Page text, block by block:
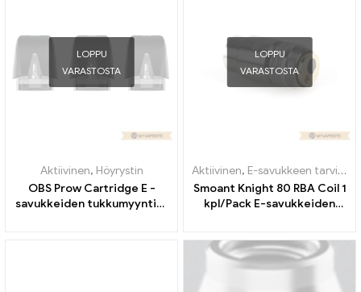
LOPPU
VARASTOSTA
Aktiivinen, Höyrystin
OBS Prow Cartridge E -
savukkeiden tukkumyynti丨
LOPPU
VARASTOSTA
Aktiivinen, E-savukkeen tarvikkeet
Smoant Knight 80 RBA Coil 1
kpl/Pack E-savukkeiden